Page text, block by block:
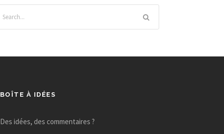
BOÎTE À IDÉES
Des idées, des commentaires ?